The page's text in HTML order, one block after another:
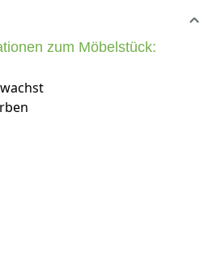
zum Möbelstück: